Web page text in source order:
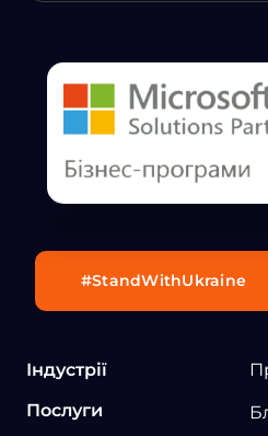
Індустрії
Послуги
#StandWithUkraine